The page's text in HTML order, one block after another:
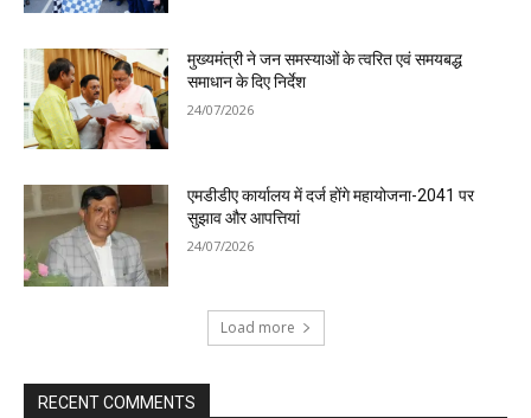
मुख्यमंत्री ने जन समस्याओं के त्वरित एवं समयबद्ध
समाधान के दिए निर्देश
24/07/2026
एमडीडीए कार्यालय में दर्ज होंगे महायोजना-2041 पर
सुझाव और आपत्तियां
24/07/2026
Load more
RECENT COMMENTS